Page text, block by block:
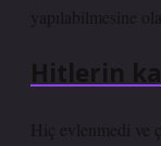
yapılabilmesine
Hitlerin
Hiç evlenmedi ve